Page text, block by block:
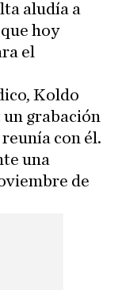
aludía a
hoy
el
Koldo
un grabación
con él.
una
de